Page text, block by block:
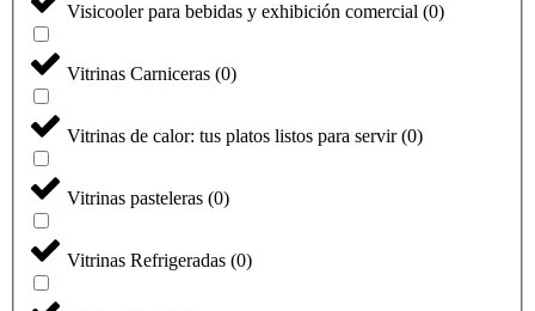
Visicooler para bebidas y exhibición comercial (0)
Vitrinas Carniceras (0)
Vitrinas de calor: tus platos listos para servir (0)
Vitrinas pasteleras (0)
Vitrinas Refrigeradas (0)